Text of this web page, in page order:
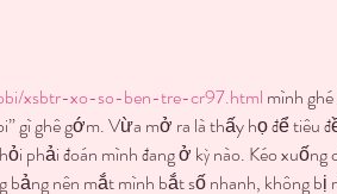
xsbtr-xo-so-ben-tre-cr97.html mình
gì ghê gớm. Vừa mở ra là thấy họ để tiêu
phải đoán mình đang ở kỳ nào. Kéo
nên mắt mình bắt số nhanh, không bị